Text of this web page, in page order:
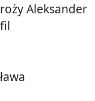
Aleksander